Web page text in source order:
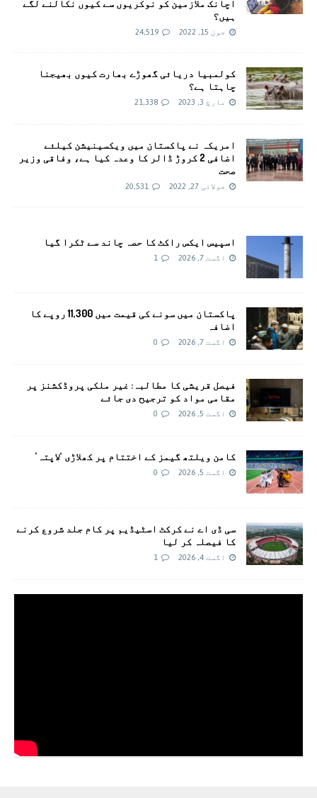
اچانک ملازمین کو نوکریوں سے کیوں نکالنے لگے
ہیں؟
جون 15, 2022 24,519
کولمبیا دریائی گھوڑے بھارت کیوں بھیجنا
چاہتا ہے؟
مارچ 3, 2023 21,338
امريکہ نے پاکستان میں ویکسینیشن کیلئے
اضافی 2 کروڑ ڈالر کا وعدہ کیا ہے، وفاقی وزیر
صحت
جولائی 27, 2022 20,531
اسپیس ایکس راکٹ کا حصہ چاند سے ٹکرا گیا
اگست 7, 2026 1
پاکستان میں سونے کی قیمت میں 11,300 روپے کا
اضافہ
اگست 7, 2026 0
فیصل قریشی کا مطالبہ: غیر ملکی پروڈکشنز پر
مقامی مواد کو ترجیح دی جائے
اگست 5, 2026 0
کامن ویلتھ گیمز کے اختتام پر کھلاڑی ‘لاپتہ’
اگست 5, 2026 0
سی ڈی اے نے کرکٹ اسٹیڈیم پر کام جلد شروع کرنے
کا فیصلہ کر لیا
اگست 4, 2026 1